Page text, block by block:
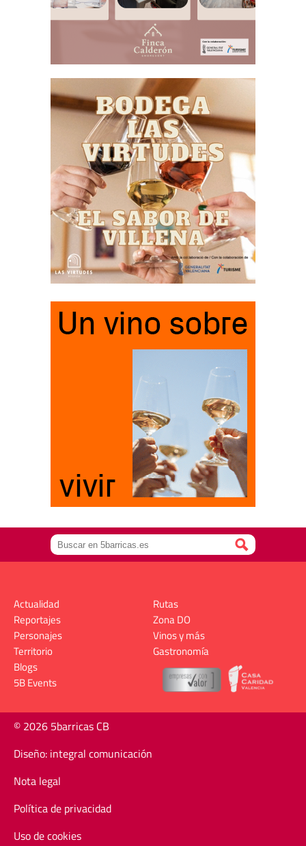
Actualidad
Reportajes
Personajes
Territorio
Rutas
Zona DO
Vinos y más
Gastronomía
Blogs
5B Events
© 2026 5barricas CB
Diseño: integral comunicación
Nota legal
Política de privacidad
Uso de cookies